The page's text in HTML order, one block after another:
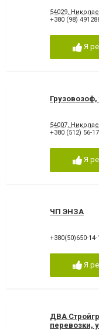
54029,
+380 (98)
Я
54007,
+380 (512) 56-
Я
ЧП ЭНЗА
+380(50)650-14-
Я
ДВА
перевозки,